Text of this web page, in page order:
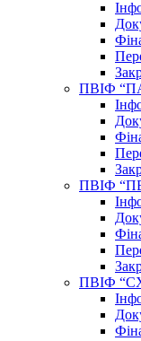
ПВІФ
ПВІФ
ПВІФ